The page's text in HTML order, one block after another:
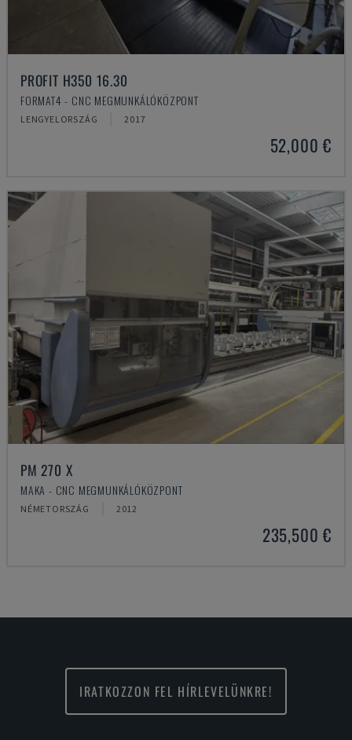
PROFIT H350 16.30
FORMAT4 - CNC MEGMUNKÁLÓKÖZPONT
LENGYELORSZÁG 2017
52,000 €
PM 270 X
MAKA - CNC MEGMUNKÁLÓKÖZPONT
NÉMETORSZÁG 2012
235,500 €
IRATKOZZON FEL HÍRLEVELÜNKRE!